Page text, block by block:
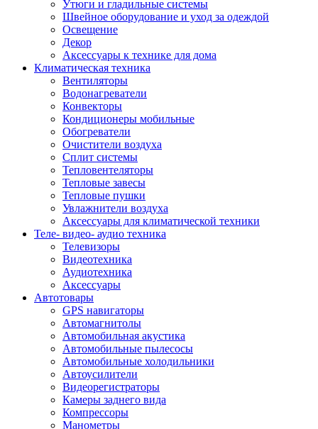
Утюги и гладильные системы
Швейное оборудование и уход за одеждой
Освещение
Декор
Аксессуары к технике для дома
Климатическая техника
Вентиляторы
Водонагреватели
Конвекторы
Кондиционеры мобильные
Обогреватели
Очистители воздуха
Сплит системы
Тепловентеляторы
Тепловые завесы
Тепловые пушки
Увлажнители воздуха
Аксессуары для климатической техники
Теле- видео- аудио техника
Телевизоры
Видеотехника
Аудиотехника
Аксессуары
Автотовары
GPS навигаторы
Автомагнитолы
Автомобильная акустика
Автомобильные пылесосы
Автомобильные холодильники
Автоусилители
Видеорегистраторы
Камеры заднего вида
Компрессоры
Манометры